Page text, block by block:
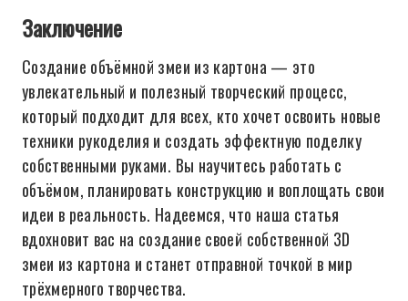
Заключение
Создание объёмной змеи из картона — это
увлекательный и полезный творческий процесс,
который подходит для всех, кто хочет освоить новые
техники рукоделия и создать эффектную поделку
собственными руками. Вы научитесь работать с
объёмом, планировать конструкцию и воплощать свои
идеи в реальность. Надеемся, что наша статья
вдохновит вас на создание своей собственной 3D
змеи из картона и станет отправной точкой в мир
трёхмерного творчества.